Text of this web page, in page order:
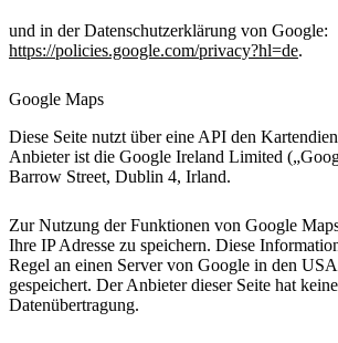
und in der Datenschutzerklärung von Google:
https://policies.google.com/privacy?hl=de.
Google Maps
Diese Seite nutzt über eine API den
Anbieter ist die Google Ireland Limited
Barrow Street, Dublin 4, Irland.
Zur Nutzung der Funktionen von Google
Ihre IP Adresse zu speichern. Diese
Regel an einen Server von Google in den
gespeichert. Der Anbieter dieser Seite hat
Datenübertragung.